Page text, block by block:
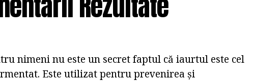
nimeni nu este un secret faptul că iaurtul este cel
Este utilizat pentru prevenirea și